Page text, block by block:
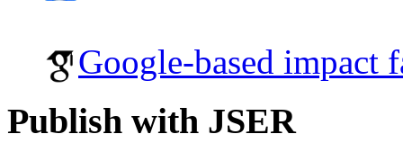
Google-based impact
Publish with JSER